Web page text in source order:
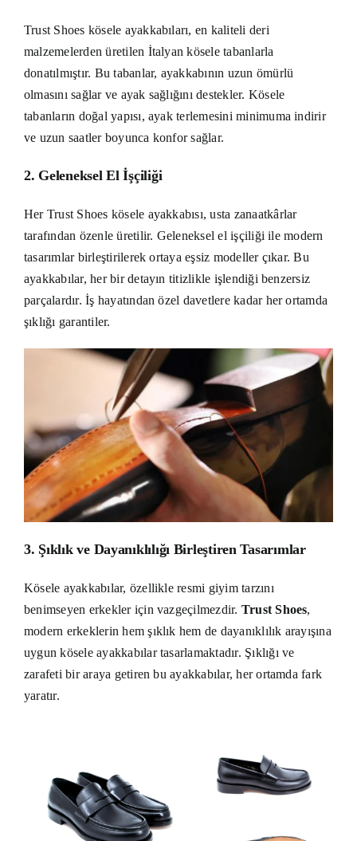
Trust Shoes kösele ayakkabıları, en kaliteli deri
malzemelerden üretilen İtalyan kösele tabanlarla
donatılmıştır. Bu tabanlar, ayakkabının uzun ömürlü
olmasını sağlar ve ayak sağlığını destekler. Kösele
tabanların doğal yapısı, ayak terlemesini minimuma indirir
ve uzun saatler boyunca konfor sağlar.
2. Geleneksel El İşçiliği
Her Trust Shoes kösele ayakkabısı, usta zanaatkârlar
tarafından özenle üretilir. Geleneksel el işçiliği ile modern
tasarımlar birleştirilerek ortaya eşsiz modeller çıkar. Bu
ayakkabılar, her bir detayın titizlikle işlendiği benzersiz
parçalardır. İş hayatından özel davetlere kadar her ortamda
şıklığı garantiler.
3. Şıklık ve Dayanıklılığı Birleştiren Tasarımlar
Kösele ayakkabılar, özellikle resmi giyim tarzını
benimseyen erkekler için vazgeçilmezdir. Trust Shoes,
modern erkeklerin hem şıklık hem de dayanıklılık arayışına
uygun kösele ayakkabılar tasarlamaktadır. Şıklığı ve
zarafeti bir araya getiren bu ayakkabılar, her ortamda fark
yaratır.